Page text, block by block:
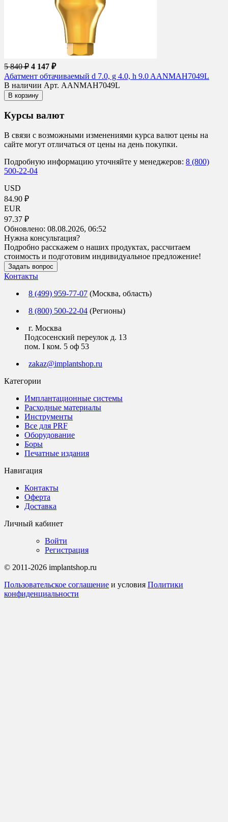
5 840 ₽ 4 147 ₽
Абатмент обтачиваемый d 7.0, g 4.0, h 9.0 AANMAH7049L
В наличии Арт. AANMAH7049L
В корзину
Курсы валют
В связи с возможными изменениями курса валют цены на
сайте могут отличаться от цены на день покупки.
Подробную информацию уточняйте у менеджеров: 8 (800)
500-22-04
USD
84.90 ₽
EUR
97.37 ₽
Обновлено: 08.08.2026, 06:52
Нужна консультация?
Подробно расскажем о наших продуктах, рассчитаем
стоимость и подготовим индивидуальное предложение!
Задать вопрос
Контакты
8 (499) 959-77-07 (Москва, область)
8 (800) 500-22-04 (Регионы)
г. Москва
Подсосенский переулок д. 13
пом. I ком. 5 оф 53
zakaz@implantshop.ru
Категории
Имплантационные системы
Расходные материалы
Инструменты
Все для PRF
Оборудование
Боры
Печатные издания
Навигация
Контакты
Оферта
Доставка
Личный кабинет
Войти
Регистрация
© 2011-2026 implantshop.ru
Пользовательское соглашение и условия Политики
конфиденциальности